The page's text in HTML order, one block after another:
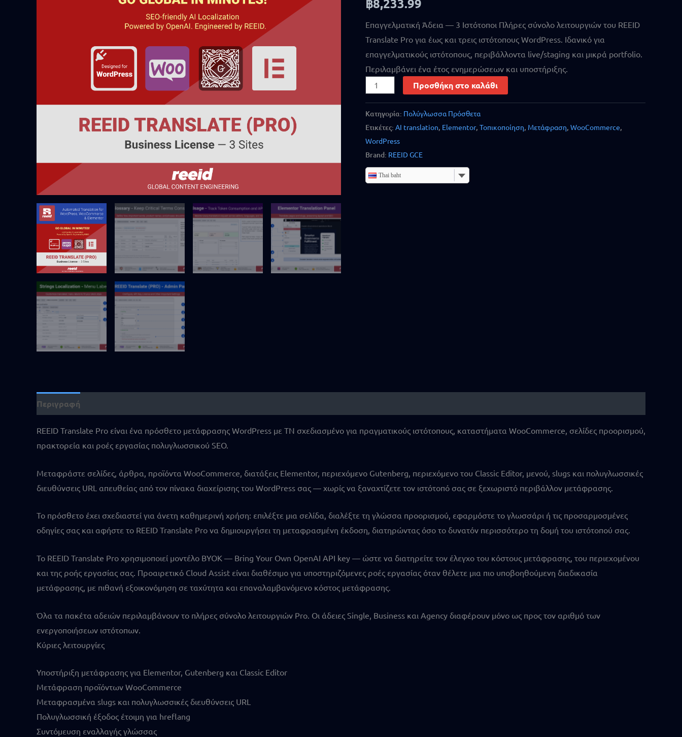
based on
ratings
฿8,233.99
Επαγγελματική Άδεια — 3 Ιστότοποι Πλήρες σύνολο λειτουργιών του REEID
Translate Pro για έως και τρεις ιστότοπους WordPress. Ιδανικό για
επαγγελματικούς ιστότοπους, περιβάλλοντα live/staging και μικρά portfolio.
Περιλαμβάνει ένα έτος ενημερώσεων και υποστήριξης.
Προσθήκη στο καλάθι
Κατηγορία: Πολύγλωσσα Πρόσθετα
Ετικέτες: AI translation, Elementor, Τοπικοποίηση, Μετάφραση, WooCommerce,
WordPress
Brand: REEID GCE
Thai baht
Περιγραφή
REEID Translate Pro είναι ένα πρόσθετο μετάφρασης WordPress με ΤΝ σχεδιασμένο για πραγματικούς ιστότοπους, καταστήματα WooCommerce, σελίδες προορισμού,
πρακτορεία και ροές εργασίας πολυγλωσσικού SEO.
Μεταφράστε σελίδες, άρθρα, προϊόντα WooCommerce, διατάξεις Elementor, περιεχόμενο Gutenberg, περιεχόμενο του Classic Editor, μενού, slugs και πολυγλωσσικές
διευθύνσεις URL απευθείας από τον πίνακα διαχείρισης του WordPress σας — χωρίς να ξαναχτίζετε τον ιστότοπό σας σε ξεχωριστό περιβάλλον μετάφρασης.
Το πρόσθετο έχει σχεδιαστεί για άνετη καθημερινή χρήση: επιλέξτε μια σελίδα, διαλέξτε τη γλώσσα προορισμού, εφαρμόστε το γλωσσάρι ή τις προσαρμοσμένες
οδηγίες σας και αφήστε το REEID Translate Pro να δημιουργήσει τη μεταφρασμένη έκδοση, διατηρώντας όσο το δυνατόν περισσότερο τη δομή του ιστότοπού σας.
Το REEID Translate Pro χρησιμοποιεί μοντέλο BYOK — Bring Your Own OpenAI API key — ώστε να διατηρείτε τον έλεγχο του κόστους μετάφρασης, του περιεχομένου
και της ροής εργασίας σας. Προαιρετικό Cloud Assist είναι διαθέσιμο για υποστηριζόμενες ροές εργασίας όταν θέλετε μια πιο υποβοηθούμενη διαδικασία
μετάφρασης, με πιθανή εξοικονόμηση σε ταχύτητα και επαναλαμβανόμενο κόστος μετάφρασης.
Όλα τα πακέτα αδειών περιλαμβάνουν το πλήρες σύνολο λειτουργιών Pro. Οι άδειες Single, Business και Agency διαφέρουν μόνο ως προς τον αριθμό των
ενεργοποιήσεων ιστότοπων.
Κύριες λειτουργίες
Υποστήριξη μετάφρασης για Elementor, Gutenberg και Classic Editor
Μετάφραση προϊόντων WooCommerce
Μεταφρασμένα slugs και πολυγλωσσικές διευθύνσεις URL
Πολυγλωσσική έξοδος έτοιμη για hreflang
Συντόμευση εναλλαγής γλώσσας